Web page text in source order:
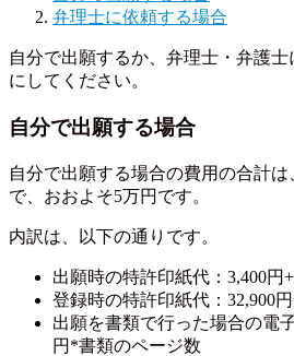
弁理士に依頼する場合
自分で出願するか、弁理士・弁護
にしてください。
自分で出願する場合
自分で出願する場合の費用の合計
で、おおよそ5万円です。
内訳は、以下の通りです。
出願時の特許印紙代：3,400円
登録時の特許印紙代：32,900
出願を書類で行った場合の電
円*書類のページ数